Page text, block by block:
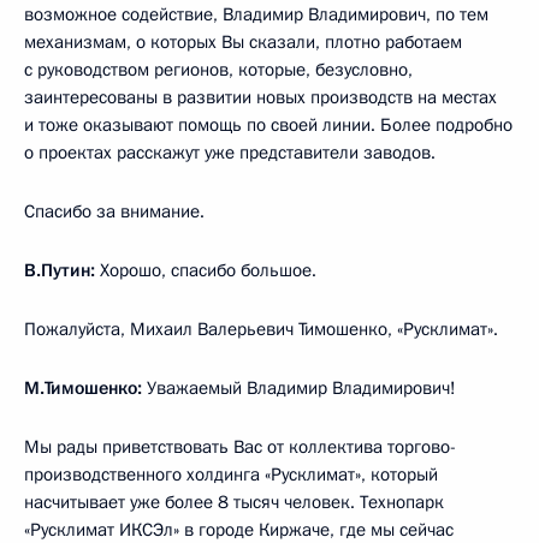
возможное содействие, Владимир Владимирович, по тем
механизмам, о которых Вы сказали, плотно работаем
с руководством регионов, которые, безусловно,
заинтересованы в развитии новых производств на местах
и тоже оказывают помощь по своей линии. Более подробно
о проектах расскажут уже представители заводов.
Спасибо за внимание.
В.Путин: Хорошо, спасибо большое.
Пожалуйста, Михаил Валерьевич Тимошенко, «Русклимат».
М.Тимошенко: Уважаемый Владимир Владимирович!
Мы рады приветствовать Вас от коллектива торгово-
производственного холдинга «Русклимат», который
насчитывает уже более 8 тысяч человек. Технопарк
«Русклимат ИКСЭл» в городе Киржаче, где мы сейчас